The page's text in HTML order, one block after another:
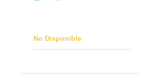
No Disponible